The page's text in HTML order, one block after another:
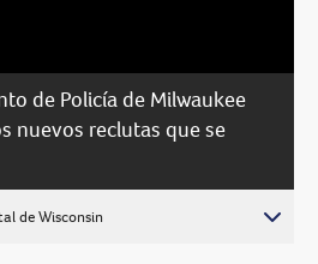
de Policía de Milwaukee
nuevos reclutas que se
de Wisconsin